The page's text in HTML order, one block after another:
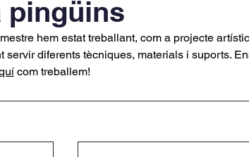
pingüins
hem estat treballant, com a projecte
servir diferents tècniques, materials i suports.
com treballem!